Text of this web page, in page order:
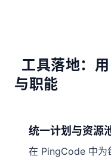
工具落地：
与职能
统一计划与资源
在 PingCode 中为